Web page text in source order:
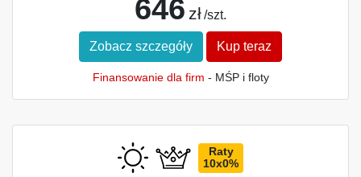
646 zł /szt.
Zobacz szczegóły Kup teraz
Finansowanie dla firm - MŚP i floty
Raty
10x0%